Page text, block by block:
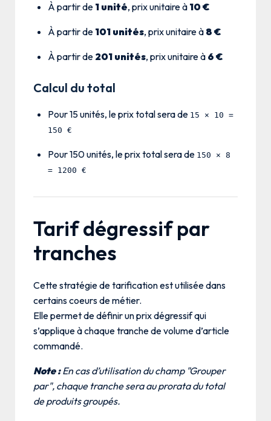
À partir de 1 unité, prix unitaire à 10 €
À partir de 101 unités, prix unitaire à 8 €
À partir de 201 unités, prix unitaire à 6 €
Calcul du total
Pour 15 unités, le prix total sera de 15 × 10 =
150 €
Pour 150 unités, le prix total sera de 150 × 8
= 1200 €
Tarif dégressif par
tranches
Cette stratégie de tarification est utilisée dans
certains coeurs de métier.
Elle permet de définir un prix dégressif qui
s’applique à chaque tranche de volume d’article
commandé.
Note :En cas d’utilisation du champ "Grouper
par", chaque tranche sera au prorata du total
de produits groupés.